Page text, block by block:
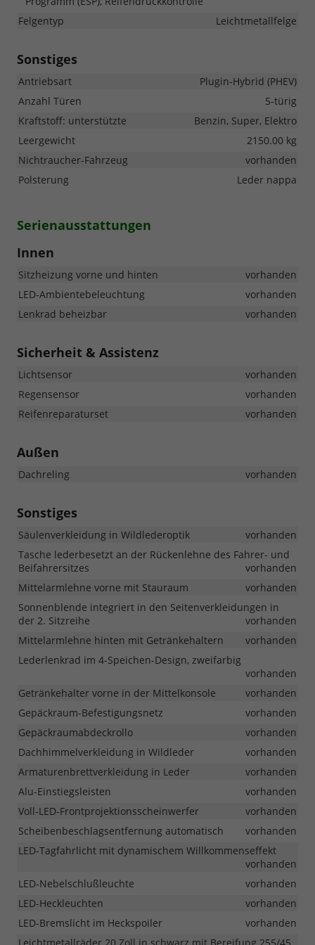
Felgentyp
Leichtmetallfelge
Sonstiges
Antriebsart
Plugin-Hybrid (PHEV)
Anzahl Türen
5-türig
Kraftstoff: unterstützte
Benzin, Super, Elektro
Leergewicht
2150.00 kg
Nichtraucher-Fahrzeug
vorhanden
Polsterung
Leder nappa
Serienausstattungen
Innen
Sitzheizung vorne und hinten
vorhanden
LED-Ambientebeleuchtung
vorhanden
Lenkrad beheizbar
vorhanden
Sicherheit & Assistenz
Lichtsensor
vorhanden
Regensensor
vorhanden
Reifenreparaturset
vorhanden
Außen
Dachreling vorhanden
Sonstiges
Säulenverkleidung in Wildlederoptik
vorhanden
Tasche lederbesetzt an der Rückenlehne des Fahrer- und
Beifahrersitzes
vorhanden
Mittelarmlehne vorne mit Stauraum
vorhanden
Sonnenblende integriert in den Seitenverkleidungen in
der 2. Sitzreihe
vorhanden
Mittelarmlehne hinten mit Getränkehaltern
vorhanden
Lederlenkrad im 4-Speichen-Design, zweifarbig
vorhanden
Getränkehalter vorne in der Mittelkonsole
vorhanden
Gepäckraum-Befestigungsnetz
vorhanden
Gepäckraumabdeckrollo
vorhanden
Dachhimmelverkleidung in Wildleder
vorhanden
Armaturenbrettverkleidung in Leder
vorhanden
Alu-Einstiegsleisten
vorhanden
Voll-LED-Frontprojektionsscheinwerfer
vorhanden
Scheibenbeschlagsentfernung automatisch
vorhanden
LED-Tagfahrlicht mit dynamischem Willkommenseffekt
vorhanden
LED-Nebelschlußleuchte
vorhanden
LED-Heckleuchten
vorhanden
LED-Bremslicht im Heckspoiler
vorhanden